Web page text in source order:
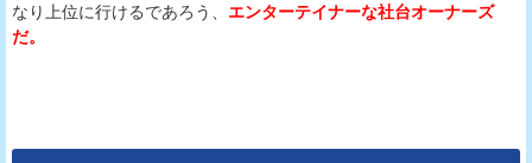
なり上位に行けるであろう、 エンターテイナーな社台オーナーズ
だ。